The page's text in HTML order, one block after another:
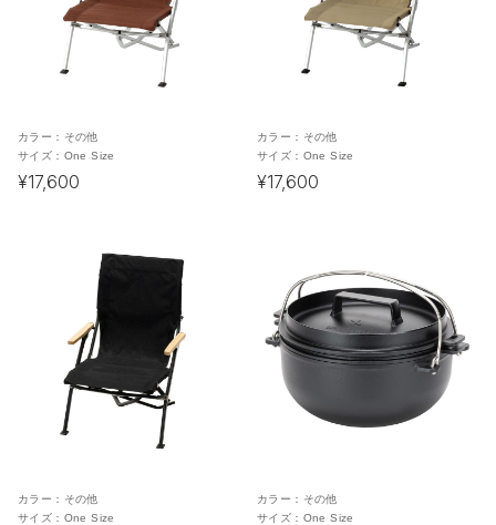
カラー： その他
サイズ： One Size
¥17,600
カラー： その他
サイズ： One Size
¥17,600
カラー： その他
サイズ： One Size
カラー： その他
サイズ： One Size